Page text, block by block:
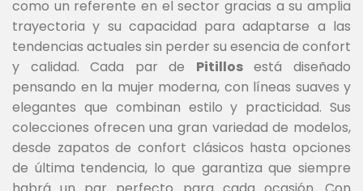
como un referente en el sector gracias a su amplia
trayectoria y su capacidad para adaptarse a las
tendencias actuales sin perder su esencia de confort
y calidad. Cada par de Pitillosestá diseñado
pensando en la mujer moderna, con líneas suaves y
elegantes que combinan estilo y practicidad. Sus
colecciones ofrecen una gran variedad de modelos,
desde zapatos de confort clásicos hasta opciones
de última tendencia, lo que garantiza que siempre